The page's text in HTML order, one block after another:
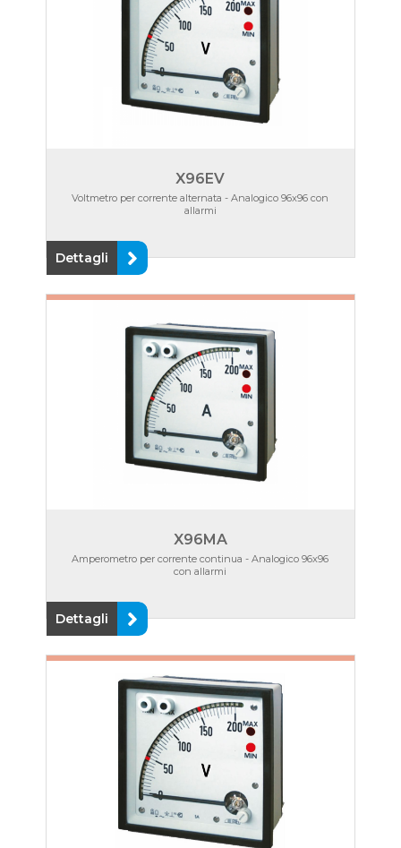
X96EV
Voltmetro per corrente alternata - Analogico 96x96 con
allarmi
Dettagli
X96MA
Amperometro per corrente continua - Analogico 96x96
con allarmi
Dettagli